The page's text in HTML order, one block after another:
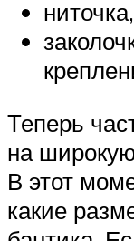
Теперь
на
В этот
какие